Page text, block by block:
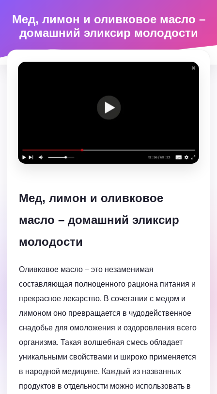
Мед, лимон и оливковое масло –
домашний эликсир молодости
Мед, лимон и оливковое
масло – домашний эликсир
молодости
Оливковое масло – это незаменимая
составляющая полноценного рациона питания и
прекрасное лекарство. В сочетании с медом и
лимоном оно превращается в чудодейственное
снадобье для омоложения и оздоровления всего
организма. Такая волшебная смесь обладает
уникальными свойствами и широко применяется
в народной медицине. Каждый из названных
продуктов в отдельности можно использовать в